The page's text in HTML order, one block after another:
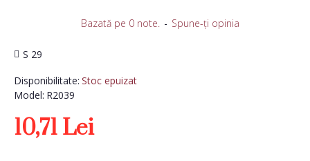
Disponibilitate: Stoc epuizat
Model: R2039
S 29
Bazată pe 0 note. - Spune-ţi opinia
10,71 Lei